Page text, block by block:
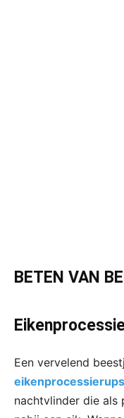
BETEN VAN
Een vervelend
eikenprocessierups
nachtvlinder die als